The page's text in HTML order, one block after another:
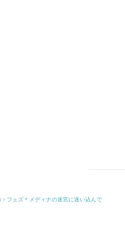
› フェズ＊メディナの迷宮に迷い込んで